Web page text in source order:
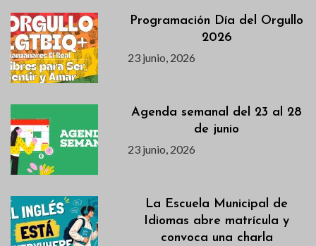
Programación Día del Orgullo
2026
23 junio, 2026
Agenda semanal del 23 al 28
de junio
23 junio, 2026
La Escuela Municipal de
Idiomas abre matrícula y
convoca una charla